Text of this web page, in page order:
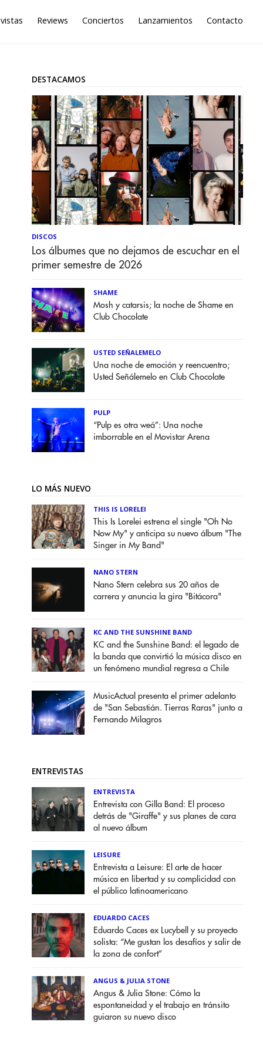
Reviews Conciertos Lanzamientos Contacto
DESTACAMOS
DISCOS
Los álbumes que no dejamos de escuchar en el
primer semestre de 2026
SHAME
Mosh y catarsis; la noche de Shame en
Club Chocolate
USTED SEÑALEMELO
Una noche de emoción y reencuentro;
Usted Señálemelo en Club Chocolate
PULP
“Pulp es otra weá”: Una noche
imborrable en el Movistar Arena
LO MÁS NUEVO
THIS IS LORELEI
This Is Lorelei estrena el single "Oh No
Now My" y anticipa su nuevo álbum "The
Singer in My Band"
NANO STERN
Nano Stern celebra sus 20 años de
carrera y anuncia la gira "Bitácora"
KC AND THE SUNSHINE BAND
KC and the Sunshine Band: el legado de
la banda que convirtió la música disco en
un fenómeno mundial regresa a Chile
MusicActual presenta el primer adelanto
de "San Sebastián. Tierras Raras" junto a
Fernando Milagros
ENTREVISTAS
ENTREVISTA
Entrevista con Gilla Band: El proceso
detrás de "Giraffe" y sus planes de cara
al nuevo álbum
LEISURE
Entrevista a Leisure: El arte de hacer
música en libertad y su complicidad con
el público latinoamericano
EDUARDO CACES
Eduardo Caces ex Lucybell y su proyecto
solista: “Me gustan los desafíos y salir de
la zona de confort”
ANGUS & JULIA STONE
Angus & Julia Stone: Cómo la
espontaneidad y el trabajo en tránsito
guiaron su nuevo disco